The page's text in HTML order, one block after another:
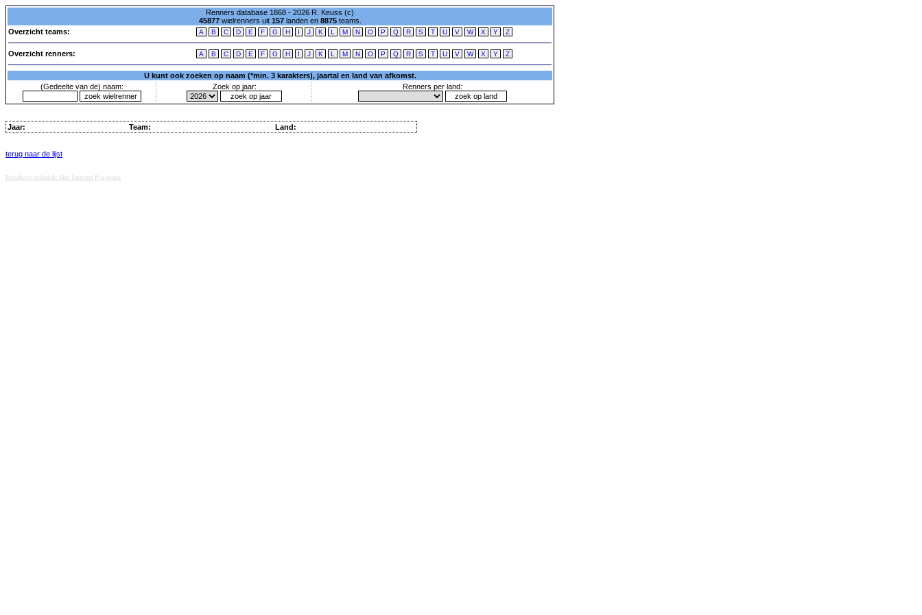
Renners database 1868 - 2026 R. Keuss (c)
45877wielrenners uit 157landen en 8875teams.
Overzicht teams:
A B C D E F G H I J K L M N O P Q R S T U V W X Y Z
Overzicht renners: A B C D E F G H I J K L M N O P Q R S T U V W X Y Z
U kunt ook zoeken op naam (*min. 3 karakters), jaartal en land van afkomst.
(Gedeelte van de) naam:
Zoek op jaar: Renners per land:
Jaar: Team: Land:
terug naar de lijst
Database techniek: Sini Internet Projecten